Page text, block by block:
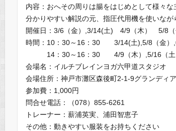
内容：おへその周りは腸をはじめとして様々な
分かりやすい解説の元、指圧代用機を使いなが
開催日：3/6（金）,3/14(土) 4/9（木） 5/8（
時間：10：30～16：30 3/14(土),5/8（金）
14：30～16：30 4/9（木）,5/16（土）
会場名：イルチブレインヨガ六甲道スタジオ
会場住所：神戸市灘区森後町2-1-9グランディ
参加費：1,000円
問合せ電話：（078）855-6261
トレーナー：薪浦英実、浦田智恵子
その他：動きやすい服装をお持ちください